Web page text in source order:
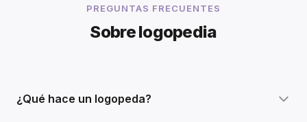
PREGUNTAS FRECUENTES
Sobre logopedia
¿Qué hace un logopeda?